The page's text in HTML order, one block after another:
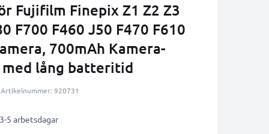
Fujifilm Finepix Z1 Z2 Z3
F700 F460 J50 F470 F610
700mAh Kamera-
lång batteritid
Artikelnummer: 920731
5 arbetsdagar